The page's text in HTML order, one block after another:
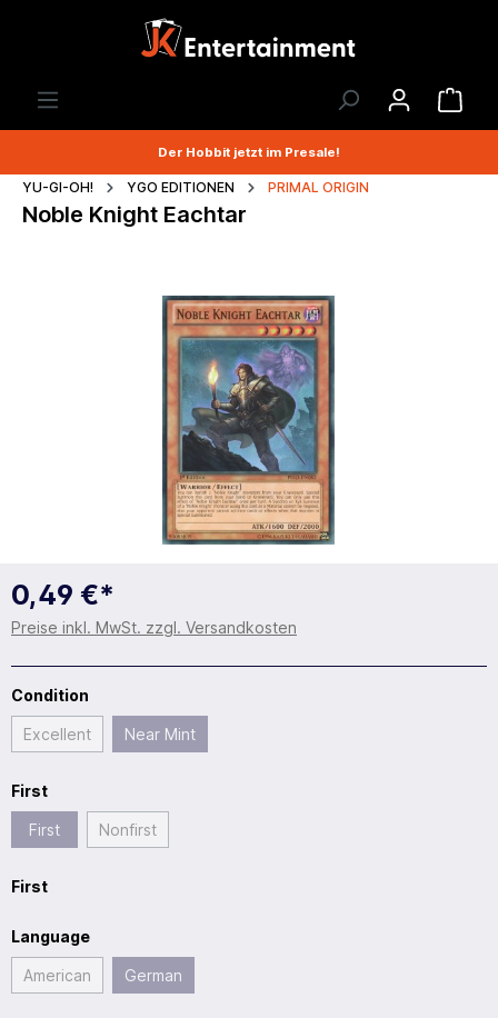
Der Hobbit jetzt im Presale!
YU-GI-OH! YGO EDITIONEN PRIMAL ORIGIN
Noble Knight Eachtar
0,49 €*
Preise inkl. MwSt. zzgl. Versandkosten
Condition
Excellent Near Mint
First
First Nonfirst
First
Language
American German